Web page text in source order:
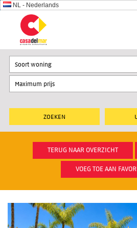
NL - Nederlands
Soort woning
TERUG NAAR OVERZICHT
VOEG TOE AAN